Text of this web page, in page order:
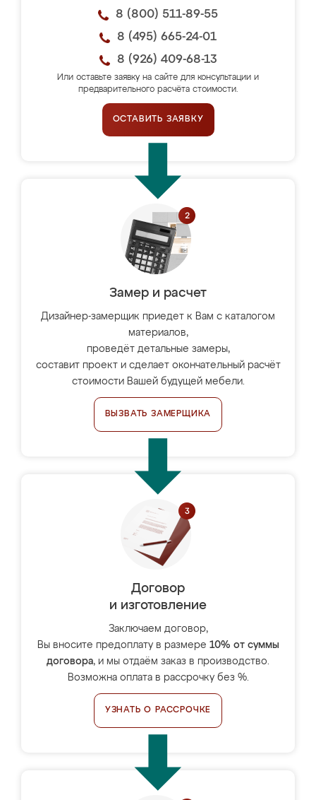
8 (800) 511-89-55
8 (495) 665-24-01
8 (926) 409-68-13
Или оставьте заявку на сайте для консультации и
предварительного расчёта стоимости.
ОСТАВИТЬ ЗАЯВКУ
Замер и расчет
Дизайнер-замерщик приедет к Вам с каталогом
материалов,
проведёт детальные замеры,
составит проект и сделает окончательный расчёт
стоимости Вашей будущей мебели.
ВЫЗВАТЬ ЗАМЕРЩИКА
Договор
и изготовление
Заключаем договор,
Вы вносите предоплату в размере 10% от суммы
договора, и мы отдаём заказ в производство.
Возможна оплата в рассрочку без %.
УЗНАТЬ О РАССРОЧКЕ